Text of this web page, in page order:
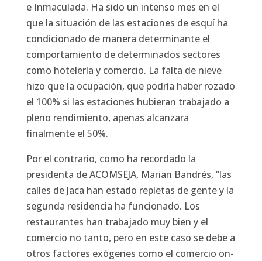
e Inmaculada. Ha sido un intenso mes en el
que la situación de las estaciones de esquí ha
condicionado de manera determinante el
comportamiento de determinados sectores
como hotelería y comercio. La falta de nieve
hizo que la ocupación, que podría haber rozado
el 100% si las estaciones hubieran trabajado a
pleno rendimiento, apenas alcanzara
finalmente el 50%.
Por el contrario, como ha recordado la
presidenta de ACOMSEJA, Marian Bandrés, “las
calles de Jaca han estado repletas de gente y la
segunda residencia ha funcionado. Los
restaurantes han trabajado muy bien y el
comercio no tanto, pero en este caso se debe a
otros factores exógenes como el comercio on-